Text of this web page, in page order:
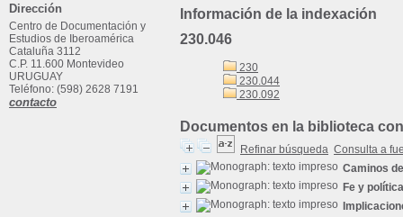
Información de la indexación
230.046
230
230.044
230.092
Documentos en la biblioteca
Refinar búsqueda Consulta a
Caminos
Fe y política
Dirección
Centro de Documentación y
Estudios de Iberoamérica
Cataluña 3112
C.P. 11.600 Montevideo
URUGUAY
Teléfono: (598) 2628 7191
contacto